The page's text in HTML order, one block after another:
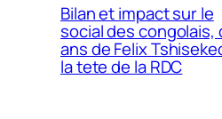
Bilan et impact sur le
social des congolais,
ans de Felix
la tete de la RDC